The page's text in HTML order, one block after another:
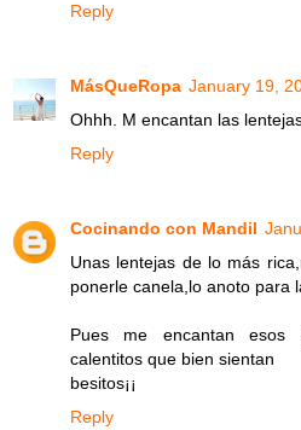
Reply
MásQueRopa January 19,
Ohhh. M encantan las
Reply
Cocinando con Mandil
Unas lentejas de lo más
ponerle canela,lo anoto para
Pues me encantan esos
calentitos que bien sientan
besitos¡¡
Reply